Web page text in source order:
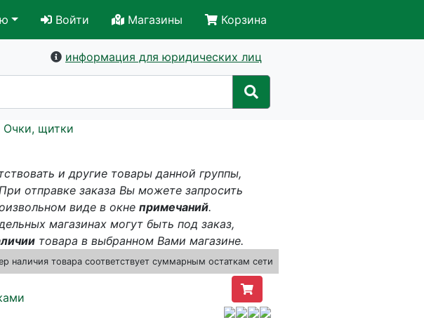
Войти Магазины Корзина
информация для юридических лиц
Очки, щитки
и другие товары данной группы,
отправке заказа Вы можете запросить
виде в окне примечаний.
магазинах могут быть под заказ,
товара в выбранном Вами магазине.
наличия товара соответствует суммарным остаткам сети